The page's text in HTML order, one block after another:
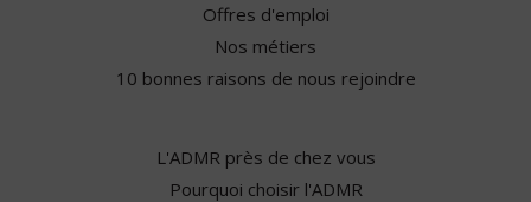
Offres d'emploi
Nos métiers
10 bonnes raisons de nous rejoindre
L'ADMR près de chez vous
Pourquoi choisir l'ADMR